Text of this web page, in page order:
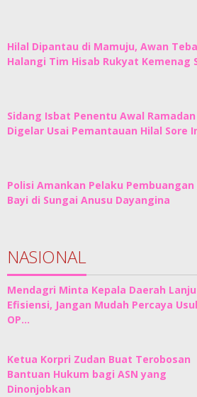
Hilal Dipantau di Mamuju, Awan
Halangi Tim Hisab Rukyat Kemenag
Sidang Isbat Penentu Awal Ramadan
Digelar Usai Pemantauan Hilal Sore
Polisi Amankan Pelaku
Bayi di Sungai Anusu Dayangina
NASIONAL
Mendagri Minta Kepala Daerah
Efisiensi, Jangan Mudah Percaya
OP…
Ketua Korpri Zudan Buat Terobosan
Bantuan Hukum bagi ASN yang
Dinonjobkan